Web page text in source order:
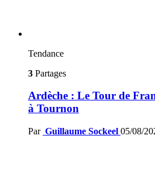
Tendance
3 Partages
Ardèche : Le Tour de
à Tournon
Par Guillaume Sockeel 05/08/